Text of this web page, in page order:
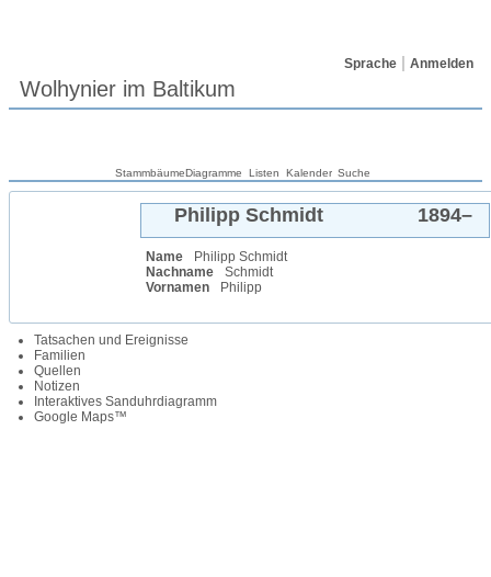
Sprache Anmelden
Wolhynier im Baltikum
StammbäumeDiagramme Listen Kalender Suche
Philipp Schmidt 1894–
Name Philipp Schmidt
Nachname
Schmidt
Vornamen
Philipp
Tatsachen und Ereignisse
Familien
Quellen
Notizen
Interaktives Sanduhrdiagramm
Google Maps™